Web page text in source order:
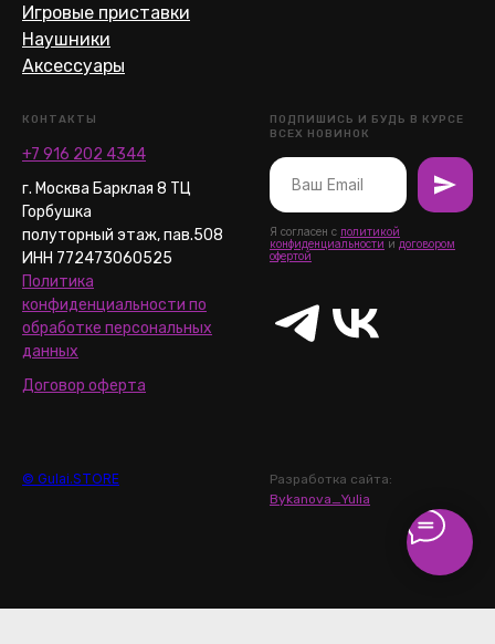
Игровые приставки
Наушники
Аксессуары
КОНТАКТЫ
+7 916 202 4344
г. Москва Барклая 8 ТЦ
Горбушка
полуторный этаж, пав.508
ИНН 772473060525
Политика
конфиденциальности по
обработке персональных
данных
Договор оферта
ПОДПИШИСЬ И БУДЬ В КУРСЕ
ВСЕХ НОВИНОК
Я согласен с политикой
конфиденциальности и договором
офертой
© Gulai.STORE
Разработка сайта:
Bykanova_Yulia